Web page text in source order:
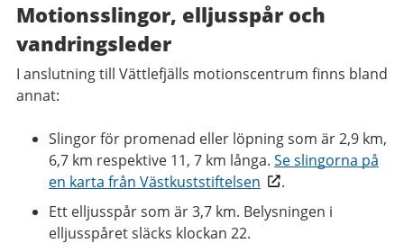
Motionsslingor, elljusspår och
vandringsleder
I anslutning till Vättlefjälls motionscentrum finns bland
annat:
Slingor för promenad eller löpning som är 2,9 km,
6,7 km respektive 11, 7 km långa. Se slingorna på
en karta från Västkuststiftelsen
.
Ett elljusspår som är 3,7 km. Belysningen i
elljusspåret släcks klockan 22.